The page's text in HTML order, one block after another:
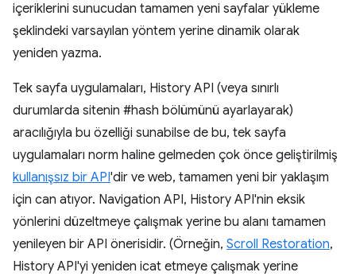
içeriklerini sunucudan tamamen yeni sayfalar yükleme
şeklindeki varsayılan yöntem yerine dinamik olarak
yeniden yazma.
Tek sayfa uygulamaları, History API (veya sınırlı
durumlarda sitenin #hash bölümünü ayarlayarak)
aracılığıyla bu özelliği sunabilse de bu, tek sayfa
uygulamaları norm haline gelmeden çok önce geliştirilmiş
kullanışsız bir API'dir ve web, tamamen yeni bir yaklaşım
için can atıyor. Navigation API, History API'nin eksik
yönlerini düzeltmeye çalışmak yerine bu alanı tamamen
yenileyen bir API önerisidir. (Örneğin, Scroll Restoration,
History API'yi yeniden icat etmeye çalışmak yerine